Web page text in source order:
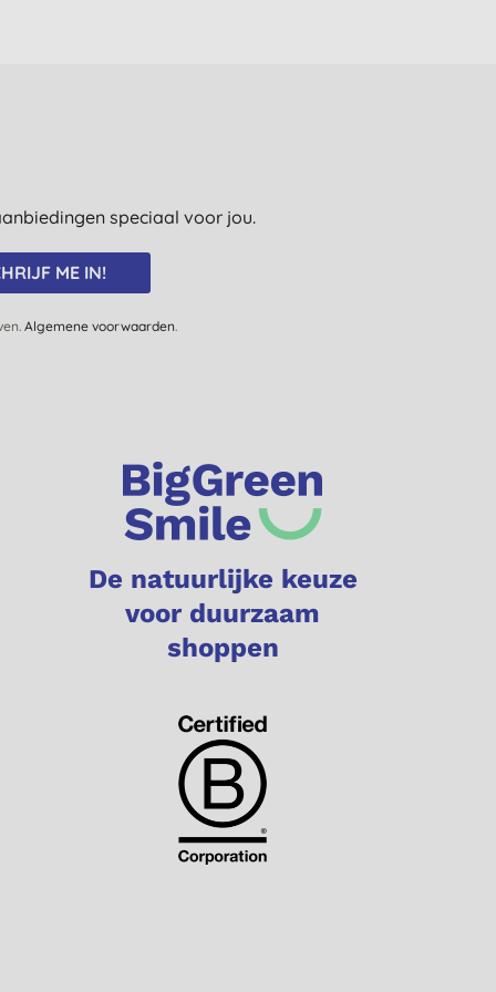
speciaal voor jou.
ME IN!
Algemene voorwaarden.
De natuurlijke keuze
voor duurzaam
shoppen